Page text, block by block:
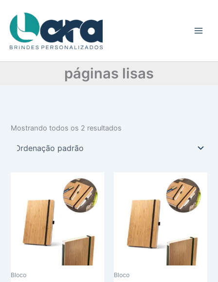
para
conteúdo
páginas lisas
t
e
r
Mostrando todos os 2 resultados
Bloco Bloco